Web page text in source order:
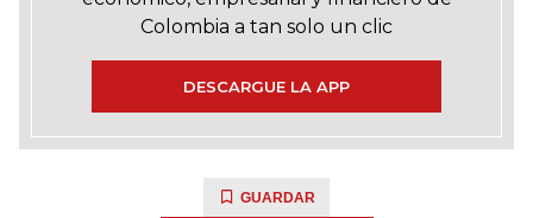
Colombia a tan solo un clic
DESCARGUE LA APP
GUARDAR